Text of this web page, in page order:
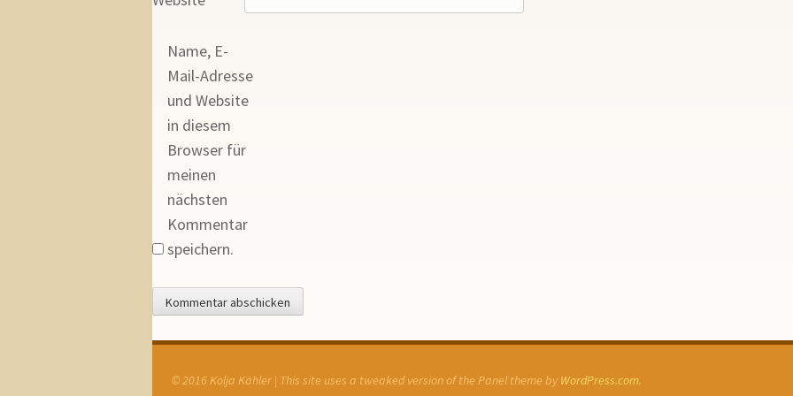
Name, E-
Mail-Adresse
und Website
in diesem
Browser für
meinen
nächsten
Kommentar
speichern.
© 2016 Kolja Kähler | This site uses a tweaked version of the Panel theme byWordPress.com.